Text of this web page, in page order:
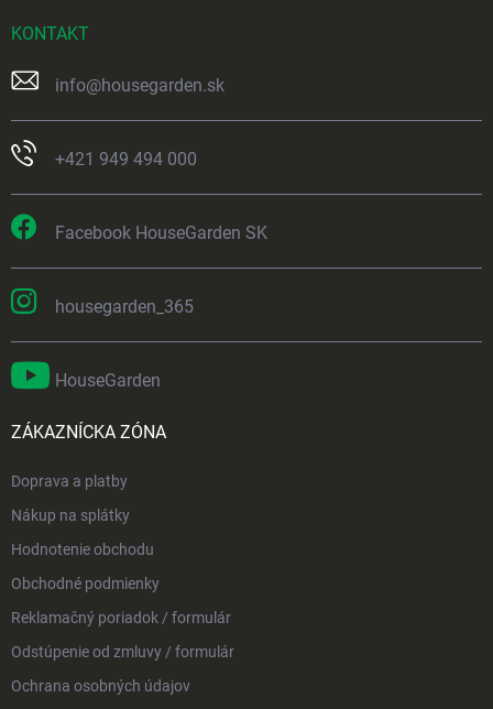
KONTAKT
info@housegarden.sk
+421 949 494 000
Facebook HouseGarden SK
housegarden_365
HouseGarden
ZÁKAZNÍCKA ZÓNA
Doprava a platby
Nákup na splátky
Hodnotenie obchodu
Obchodné podmienky
Reklamačný poriadok / formulár
Odstúpenie od zmluvy / formulár
Ochrana osobných údajov